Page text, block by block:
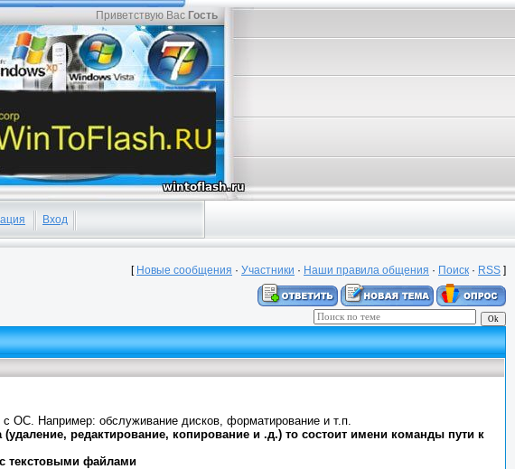
Приветствую Вас Гость
Вход
[ Новые сообщения · Участники · Наши правила общения · Поиск · RSS ]
ОС. Например: обслуживание дисков, форматирование и т.п.
редактирование, копирование и .д.) то состоит имени команды пути к
текстовыми файлами